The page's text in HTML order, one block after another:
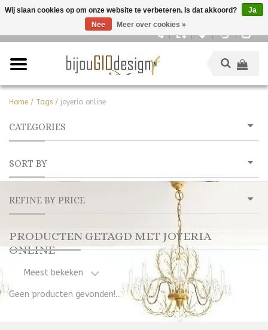
Home / Tags / joyeria online
CATEGORIES
SORT BY
REFINE BY PRICE
PRODUCTEN GETAGD MET JOYERIA
ONLINE
Meest bekeken
Geen producten gevonden!...
Wij slaan cookies op om onze website te verbeteren. Is dat akkoord?
Ja
Nee
Meer over cookies »